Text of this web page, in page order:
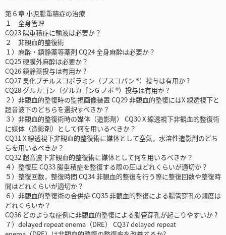
第６章 小児腸重積症の治療
１ 全身管理
CQ23 腸重積症に輸液は必要か？
２ 非観血的整復術
１）麻酔・鎮静薬等薬剤 CQ24 全身麻酔は必要か？
CQ25 硬膜外麻酔は必要か？
CQ26 鎮静薬投与は有用か ?
CQ27 臭化ブチルスコポラミン（ブスコパン ®）投与は有用か ?
CQ28 グルカゴン（グルカゴンG ノボ ®）投与は有用か ?
２）非観血的整復時の監視画像装置 CQ29 非観血的整復にはX 線透視下と
超音波下のどちらを選択すべきか？
３）非観血的整復術時の媒体（造影剤） CQ30 X 線透視下非観血的整復術
に媒体（造影剤）として何を用いるべきか？
CQ31 X 線透視下非観血的整復術に媒体として空気，水溶性造影剤のどち
らを用いるべきか？
CQ32 超音波下非観血的整復術に媒体として何を用いるべきか？
４）整復圧 CQ33 腸重積症を整復する際の圧はどれくらいが適切か？
５）整復回数，整復時間 CQ34 非観血的整復を行う際に整復回数や整復時
間はどれくらいが適切か？
６）非観血的整復術の合併症 CQ35 非観血的整復による腸管穿孔の頻度は
どれくらいか？
CQ36 どのような症例に非観血的整復による腸管穿孔が起こりやすいか ?
７）delayed repeat enema（DRE） CQ37 delayed repeat